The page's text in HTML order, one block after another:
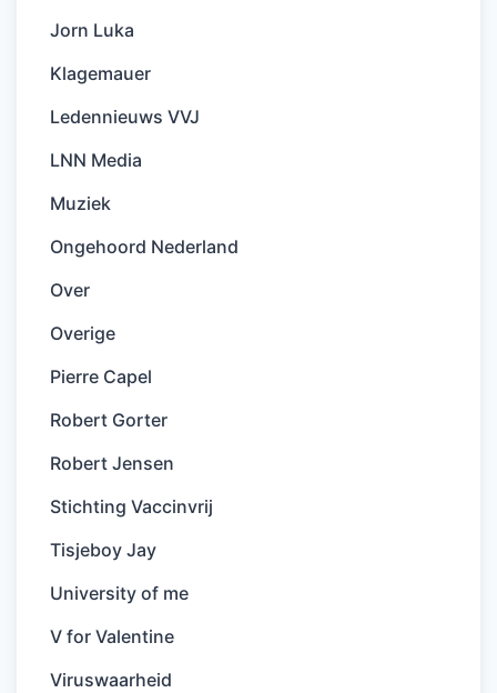
Jorn Luka
Klagemauer
Ledennieuws VVJ
LNN Media
Muziek
Ongehoord Nederland
Over
Overige
Pierre Capel
Robert Gorter
Robert Jensen
Stichting Vaccinvrij
Tisjeboy Jay
University of me
V for Valentine
Viruswaarheid